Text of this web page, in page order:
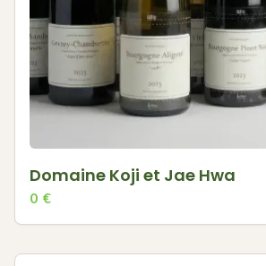
Domaine Koji et Jae Hwa
0 €